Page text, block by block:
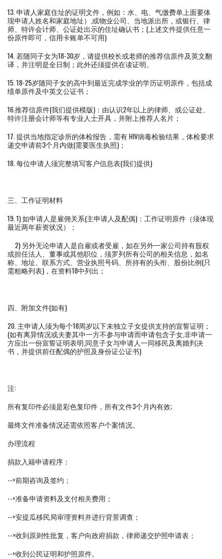
13. 申请人家庭住址的证明文件，例如：水、电、气缴费单上面要体
现申请人姓名和家庭地址）,或物业公司、当地派出所，或银行、律
师、特许会计师、公证处出示的住址确认书；(上述文件提供任意一
份原件即可，信用卡账单不可用)
14. 若随同子女为18-30岁，请提供校长或老师的推荐信原件及英文翻
译，并注明是全日制；此外还须提供在读证明。
15. 18-25岁随同子女的高中到最近完成学业的学历证明原件，包括成
绩单原件及中英文公证书；
16.推荐信原件(我们提供模版)：由认识2年以上的律师、或公证处、
特许注册会计师等有专业人士开具，并附上推荐人名片；
17. 提供当地指定诊所的体检报告，需有 HIV病毒检验结果，体检要求
递交申请前3个月内做(需要医生执照)；
18. 每位申请人须完整填写客户信息表(我们提供)
三、工作证明材料
19. 1) 如申请人是雇佣关系(主申请人及配偶)：工作证明原件（须体现
最近两年薪资状况）；
2) 另外无论申请人是自雇或者受雇，如在另外一家公司持有股权
或担任法人、董事或其他职位，须罗列所有公司的相关信息，如名
称、地址、联系方式、营业执照号码、所持有的头衔、股份比例(只
需粗略列表)，在资料18中列出；
四、附加文件(如有)
20. 主申请人须为每个18周岁以下未独立子女提供支持的宣誓证明；
(如有离异情况或夫妻其中一方不参与申请而申请包含子女,非申请一
方应出一份宣誓证明表明,同意子女与申请人一同移民及离婚判决
书，并提供前任配偶的护照及身份证公证书)
注:
所有复印件必须是彩色复印件，所有文件3个月内有效;
最终文件准备情况还需依照客户个案情况。
办理流程
捐款入籍申请程序：
-->前期咨询及签约；
-->准备申请资料及支付相关费用；
-->安提瓜移民局审理资料并进行背景调查；
-->收到原则性批复，客户向政府捐款，律师递交护照申请表；
-->收到公民证明和护照原件。